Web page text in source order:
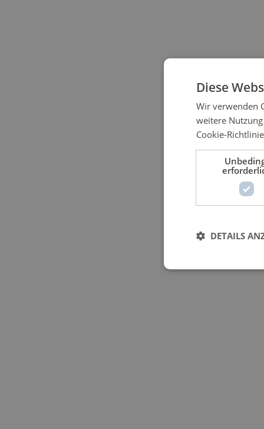
Diese
Wir verwenden
weitere
Cookie-
DETAILS